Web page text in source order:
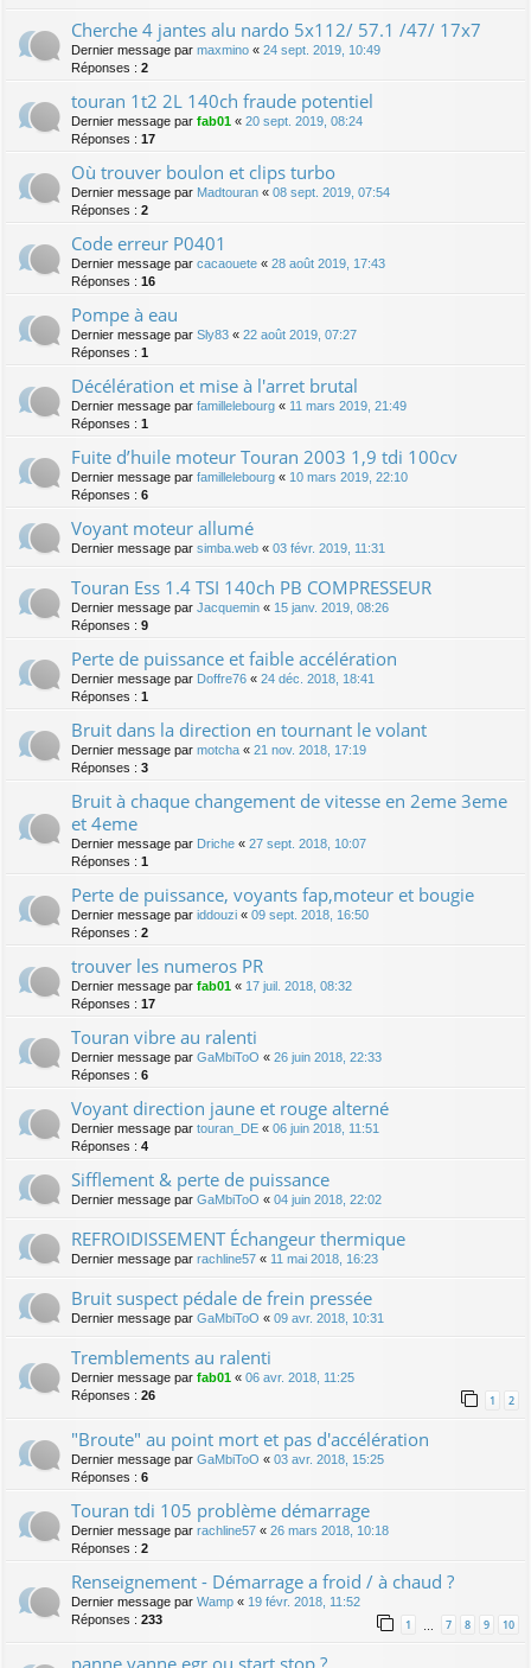
Cherche 4 jantes alu nardo 5x112/ 57.1 /47/ 17x7
Dernier message par maxmino « 24 sept. 2019, 10:49
Réponses : 2
touran 1t2 2L 140ch fraude potentiel
Dernier message par fab01 « 20 sept. 2019, 08:24
Réponses : 17
Où trouver boulon et clips turbo
Dernier message par Madtouran « 08 sept. 2019, 07:54
Réponses : 2
Code erreur P0401
Dernier message par cacaouete « 28 août 2019, 17:43
Réponses : 16
Pompe à eau
Dernier message par Sly83 « 22 août 2019, 07:27
Réponses : 1
Décélération et mise à l'arret brutal
Dernier message par famillelebourg « 11 mars 2019, 21:49
Réponses : 1
Fuite d’huile moteur Touran 2003 1,9 tdi 100cv
Dernier message par famillelebourg « 10 mars 2019, 22:10
Réponses : 6
Voyant moteur allumé
Dernier message par simba.web « 03 févr. 2019, 11:31
Touran Ess 1.4 TSI 140ch PB COMPRESSEUR
Dernier message par Jacquemin « 15 janv. 2019, 08:26
Réponses : 9
Perte de puissance et faible accélération
Dernier message par Doffre76 « 24 déc. 2018, 18:41
Réponses : 1
Bruit dans la direction en tournant le volant
Dernier message par motcha « 21 nov. 2018, 17:19
Réponses : 3
Bruit à chaque changement de vitesse en 2eme 3eme
et 4eme
Dernier message par Driche « 27 sept. 2018, 10:07
Réponses : 1
Perte de puissance, voyants fap,moteur et bougie
Dernier message par iddouzi « 09 sept. 2018, 16:50
Réponses : 2
trouver les numeros PR
Dernier message par fab01 « 17 juil. 2018, 08:32
Réponses : 17
Touran vibre au ralenti
Dernier message par GaMbiToO « 26 juin 2018, 22:33
Réponses : 6
Voyant direction jaune et rouge alterné
Dernier message par touran_DE « 06 juin 2018, 11:51
Réponses : 4
Sifflement & perte de puissance
Dernier message par GaMbiToO « 04 juin 2018, 22:02
REFROIDISSEMENT Échangeur thermique
Dernier message par rachline57 « 11 mai 2018, 16:23
Bruit suspect pédale de frein pressée
Dernier message par GaMbiToO « 09 avr. 2018, 10:31
Tremblements au ralenti
Dernier message par fab01 « 06 avr. 2018, 11:25
Réponses : 26 1 2
"Broute" au point mort et pas d'accélération
Dernier message par GaMbiToO « 03 avr. 2018, 15:25
Réponses : 6
Touran tdi 105 problème démarrage
Dernier message par rachline57 « 26 mars 2018, 10:18
Réponses : 2
Renseignement - Démarrage a froid / à chaud ?
Dernier message par Wamp « 19 févr. 2018, 11:52
Réponses : 233 1 … 7 8 9 10